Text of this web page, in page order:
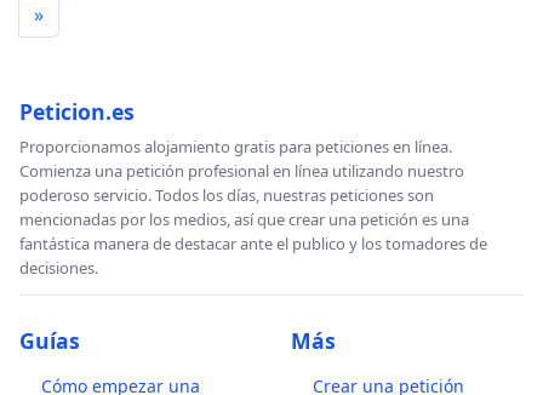
»
Peticion.es
Proporcionamos alojamiento gratis para peticiones en línea.
Comienza una petición profesional en línea utilizando nuestro
poderoso servicio. Todos los días, nuestras peticiones son
mencionadas por los medios, así que crear una petición es una
fantástica manera de destacar ante el publico y los tomadores de
decisiones.
Guías
Cómo empezar una
Más
Crear una petición